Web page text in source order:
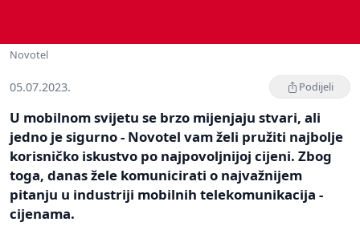
Novotel
05.07.2023. Podijeli
U mobilnom svijetu se brzo mijenjaju stvari, ali
jedno je sigurno - Novotel vam želi pružiti najbolje
korisničko iskustvo po najpovoljnijoj cijeni. Zbog
toga, danas žele komunicirati o najvažnijem
pitanju u industriji mobilnih telekomunikacija -
cijenama.